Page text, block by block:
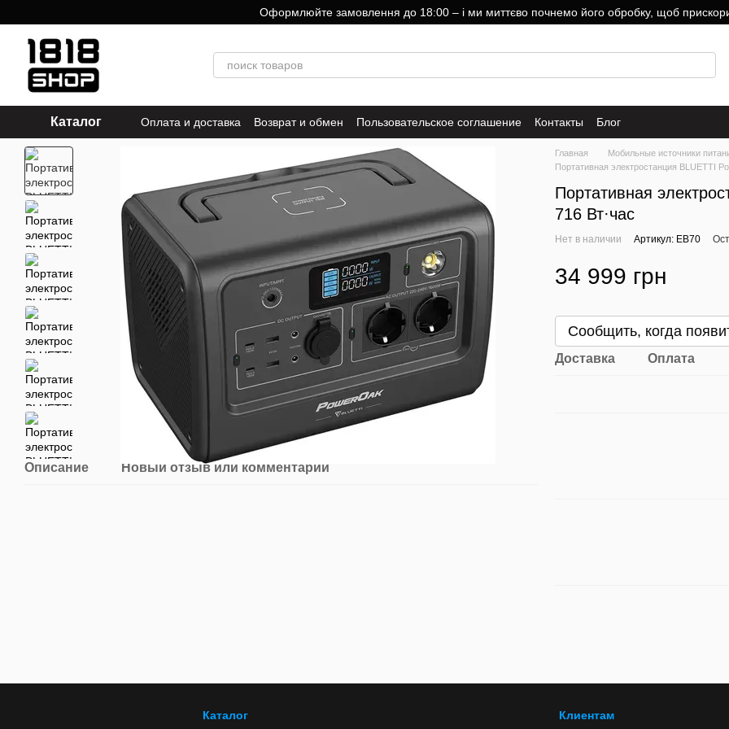
Оформлюйте замовлення до 18:00 – і ми миттєво почнемо його обробку, щоб
Каталог Оплата и доставка Возврат и обмен Пользовательское соглашение Контакты Блог
Описание Новый отзыв или комментарий
Главная Мобильные источники
Портативная электростанция BLUETTI
Портативная
716 Вт·час
Нет в наличии Артикул: EB70
34 999 грн
Сообщить, когда
Доставка Оплата
Каталог Клиентам